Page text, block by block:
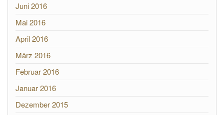
Juni 2016
Mai 2016
April 2016
März 2016
Februar 2016
Januar 2016
Dezember 2015